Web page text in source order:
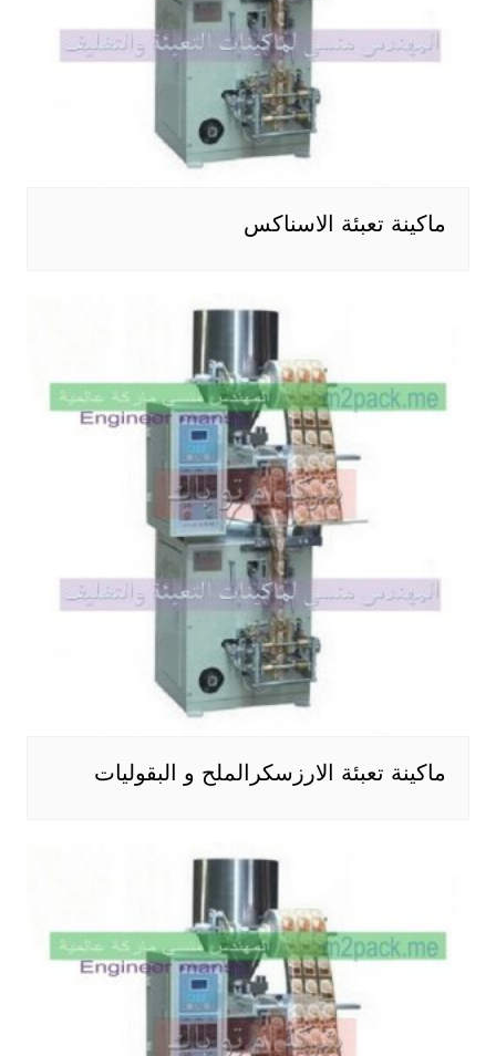
ماكينة تعبئة الاسناكس
ماكينة تعبئة الارزسكرالملح و البقوليات